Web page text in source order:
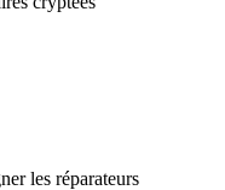
les réparateurs